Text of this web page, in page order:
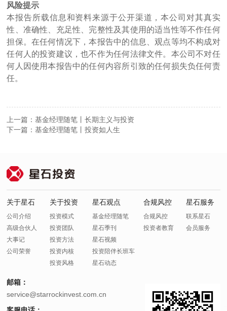
风险提示
本报告所载信息和资料来源于公开渠道，本公司对其真实
性、准确性、充足性、完整性及其使用的适当性等不作任何
担保。在任何情况下，本报告中的信息、观点等均不构成对
任何人的投资建议，也不作为任何法律文件。本公司不对任
何人因使用本报告中的任何内容所引致的任何损失负任何责
任。
上一篇：基金经理随笔丨长期主义与投资
下一篇：基金经理随笔丨投资如人生
关于星石
公司介绍
高级合伙人
大事记
公司荣誉
关于投资
投资模式
投资团队
投资方法
投资内核
投资风格
星石观点
基金经理随笔
星石季刊
星石视频
投资陪伴长班车
星石动态
合规风控
合规风控
投资者教育
星石服务
联系星石
会员服务
邮箱：
service@starrockinvest.com.cn